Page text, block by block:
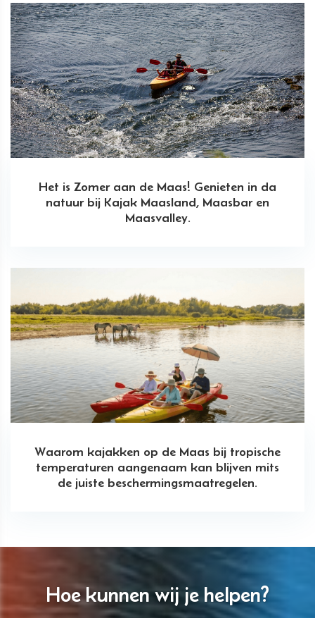
Het is Zomer aan de Maas! Genieten in da
natuur bij Kajak Maasland, Maasbar en
Maasvalley.
Waarom kajakken op de Maas bij tropische
temperaturen aangenaam kan blijven mits
de juiste beschermingsmaatregelen.
Hoe kunnen wij je helpen?